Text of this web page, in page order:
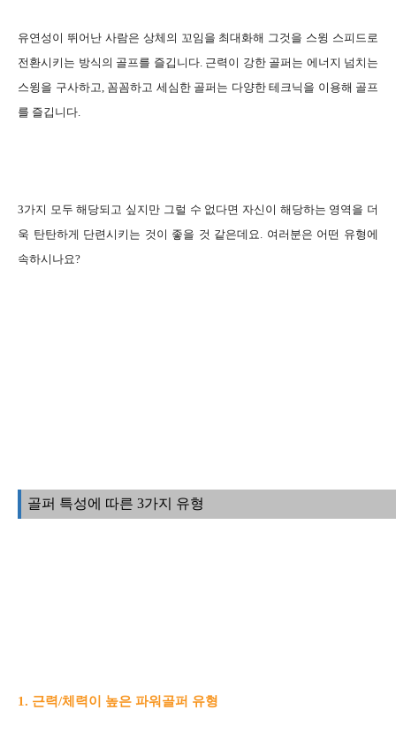
유연성이 뛰어난 사람은 상체의 꼬임을 최대화해 그것을 스윙 스피드로
전환시키는 방식의 골프를 즐깁니다. 근력이 강한 골퍼는 에너지 넘치는
스윙을 구사하고, 꼼꼼하고 세심한 골퍼는 다양한 테크닉을 이용해 골프
를 즐깁니다.
3가지 모두 해당되고 싶지만 그럴 수 없다면 자신이 해당하는 영역을 더
욱 탄탄하게 단련시키는 것이 좋을 것 같은데요. 여러분은 어떤 유형에
속하시나요?
골퍼 특성에 따른 3가지 유형
1. 근력/체력이 높은 파워골퍼 유형